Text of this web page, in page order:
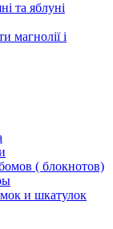
та яблуні
магнолії і
( блокнотов)
и шкатулок